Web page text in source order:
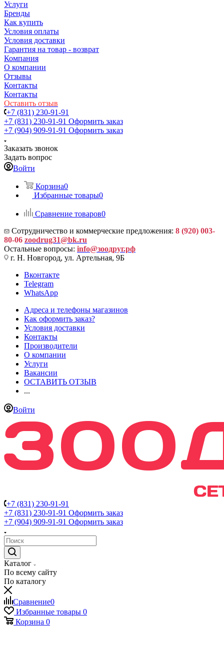
Услуги
Бренды
Как купить
Условия оплаты
Условия доставки
Гарантия на товар - возврат
Компания
О компании
Отзывы
Контакты
Контакты
Оставить отзыв
+7 (831) 230-91-91
+7 (831) 230-91-91 Оформить заказ
+7 (904) 909-91-91 Оформить заказ
Заказать звонок
Задать вопрос
Войти
Корзина0
Избранные товары0
Сравнение товаров0
Сотрудничество и коммерческие предложения: 8 (920) 003-
80-06 zoodrug31@bk.ru
Остальные вопросы: info@зоодруг.рф
г. Н. Новгород, ул. Артельная, 9Б
Вконтакте
Telegram
WhatsApp
Адреса и телефоны магазинов
Как оформить заказ?
Условия доставки
Контакты
Производители
О компании
Услуги
Вакансии
ОСТАВИТЬ ОТЗЫВ
...
Войти
+7 (831) 230-91-91
+7 (831) 230-91-91 Оформить заказ
+7 (904) 909-91-91 Оформить заказ
Каталог
По всему сайту
По каталогу
Сравнение0
Избранные товары 0
Корзина 0